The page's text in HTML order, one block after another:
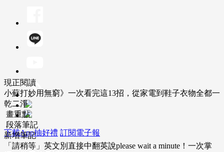
下載App抽好禮 訂閱電子報
現正閱讀
小蘇打妙用無窮》一次看完這13招，從家電到鞋子衣物全都一
乾二淨
畫重點
段落筆記
新增筆記
「請稍等」英文別直接中翻英說please wait a minute！一次掌